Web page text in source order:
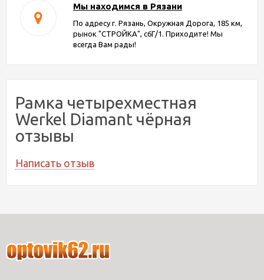
Мы находимся в Рязани
По адресу г. Рязань, Окружная Дорога, 185 км,
рынок "СТРОЙКА", с6Г/1. Приходите! Мы
всегда Вам рады!
Рамка четырехместная
Werkel Diamant чёрная
отзывы
Написать отзыв